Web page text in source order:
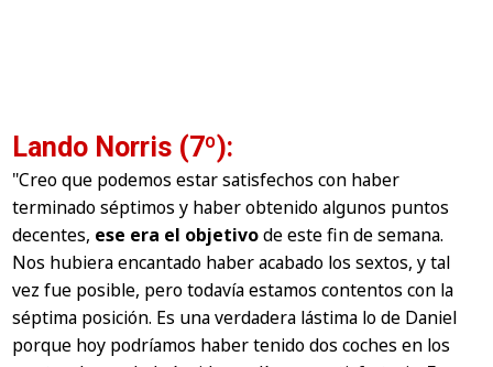
Lando Norris (7º):
"Creo que podemos estar satisfechos con haber
terminado séptimos y haber obtenido algunos puntos
decentes, ese era el objetivode este fin de semana.
Nos hubiera encantado haber acabado los sextos, y tal
vez fue posible, pero todavía estamos contentos con la
séptima posición. Es una verdadera lástima lo de Daniel
porque hoy podríamos haber tenido dos coches en los